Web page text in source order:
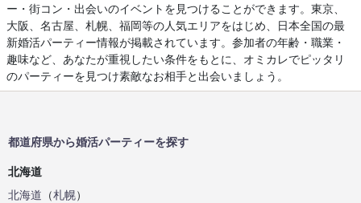
ー・街コン・出会いのイベントを見つけることができます。東京、
大阪、名古屋、札幌、福岡等の人気エリアをはじめ、日本全国の最
新婚活パーティー情報が掲載されています。参加者の年齢・職業・
趣味など、あなたが重視したい条件をもとに、オミカレでピッタリ
のパーティーを見つけ素敵なお相手と出会いましょう。
都道府県から婚活パーティーを探す
北海道
北海道 （札幌）